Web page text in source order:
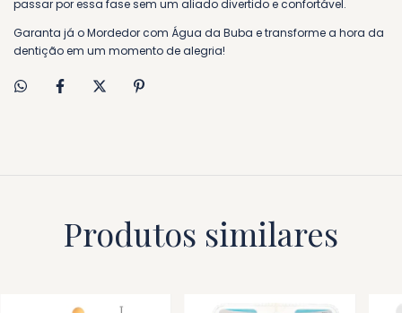
passar por essa fase sem um aliado divertido e confortável.
Garanta já o Mordedor com Água da Buba e transforme a hora da
dentição em um momento de alegria!
Produtos similares